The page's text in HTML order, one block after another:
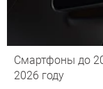
Смартфоны до
2026 году